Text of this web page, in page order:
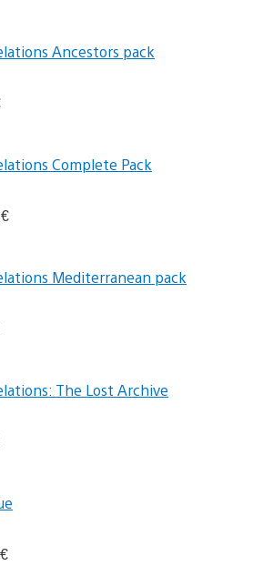
Ancestors pack
Complete Pack
Mediterranean pack
The Lost Archive